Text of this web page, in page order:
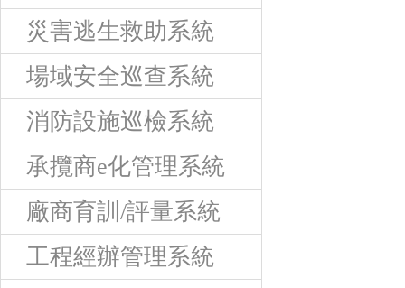
災害逃生救助系統
場域安全巡查系統
消防設施巡檢系統
承攬商e化管理系統
廠商育訓/評量系統
工程經辦管理系統